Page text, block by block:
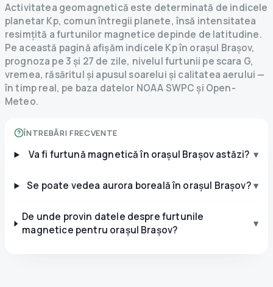
Activitatea geomagnetică este determinată de indicele
planetar Kp, comun întregii planete, însă intensitatea
resimțită a furtunilor magnetice depinde de latitudine.
Pe această pagină afișăm indicele Kp în orașul Brașov,
prognoza pe 3 și 27 de zile, nivelul furtunii pe scara G,
vremea, răsăritul și apusul soarelui și calitatea aerului —
în timp real, pe baza datelor NOAA SWPC și Open-
Meteo.
ÎNTREBĂRI FRECVENTE
Va fi furtună magnetică în orașul Brașov astăzi? ▾
Se poate vedea aurora boreală în orașul Brașov? ▾
De unde provin datele despre furtunile
magnetice pentru orașul Brașov?
▾